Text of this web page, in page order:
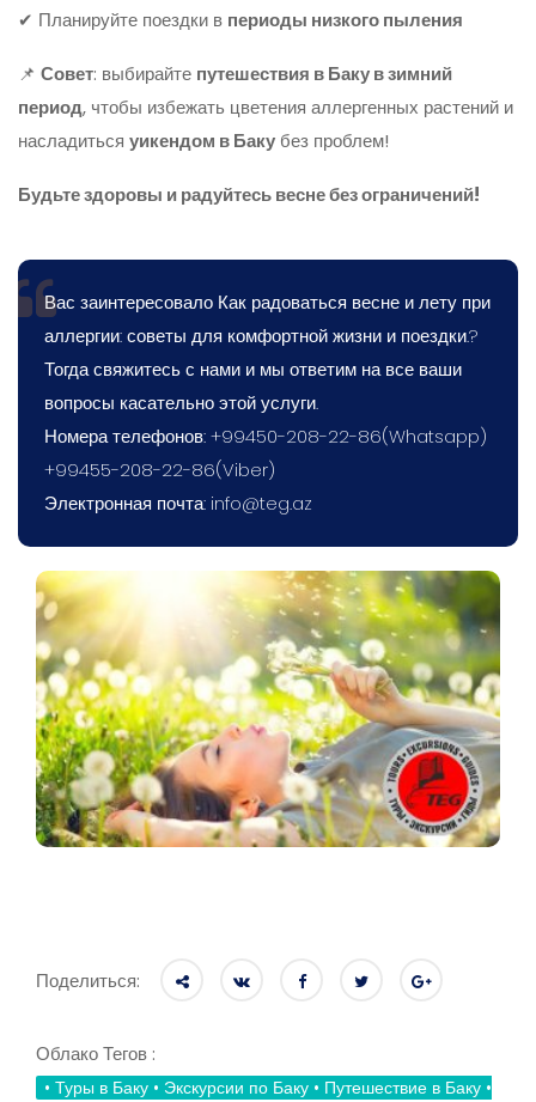
✔ Планируйте поездки в периоды низкого пыления
📌 Совет: выбирайте путешествия в Баку в зимний
период, чтобы избежать цветения аллергенных растений и
насладиться уикендом в Баку без проблем!
Будьте здоровы и радуйтесь весне без ограничений!
Вас заинтересовало Как радоваться весне и лету при
аллергии: советы для комфортной жизни и поездки.?
Тогда свяжитесь с нами и мы ответим на все ваши
вопросы касательно этой услуги.
Номера телефонов: +99450-208-22-86(Whatsapp)
+99455-208-22-86(Viber)
Электронная почта: info@teg.az
Поделиться:
Облако Тегов :
• Туры в Баку • Экскурсии по Баку • Путешествие в Баку •